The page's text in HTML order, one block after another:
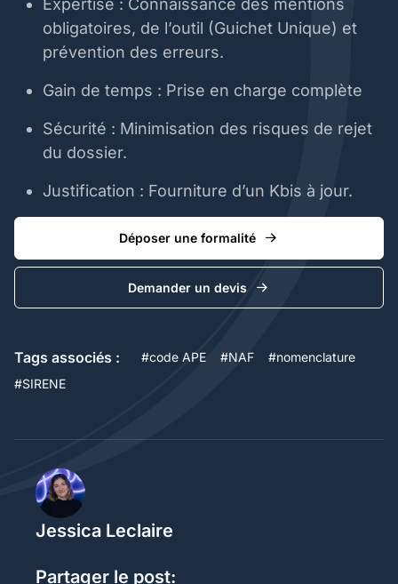
Expertise : Connaissance des mentions
obligatoires, de l’outil (Guichet Unique) et
prévention des erreurs.
Gain de temps : Prise en charge complète
Sécurité : Minimisation des risques de rejet
du dossier.
Justification : Fourniture d’un Kbis à jour.
Déposer une formalité
Demander un devis
Tags associés : #code APE #NAF #nomenclature
#SIRENE
Jessica Leclaire
Partager le post: